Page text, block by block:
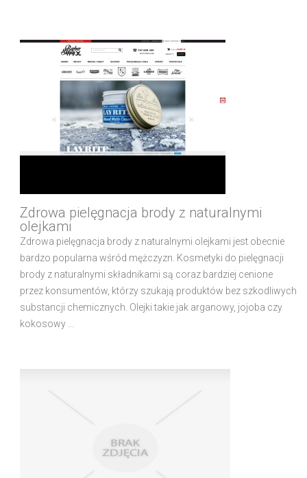
Zdrowa pielęgnacja brody z naturalnymi
olejkami
Zdrowa pielęgnacja brody z naturalnymi olejkami jest obecnie
bardzo popularna wśród mężczyzn. Kosmetyki do pielęgnacji
brody z naturalnymi składnikami są coraz bardziej cenione
przez konsumentów, którzy szukają produktów bez szkodliwych
substancji chemicznych. Olejki takie jak arganowy, jojoba czy
kokosowy ...